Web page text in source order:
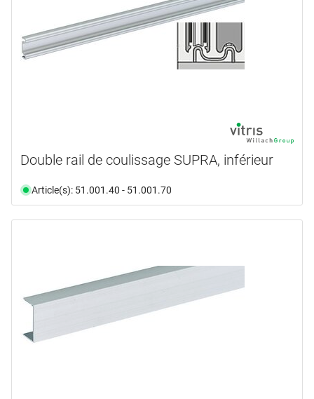
Double rail de coulissage SUPRA, inférieur
Article(s): 51.001.40 - 51.001.70